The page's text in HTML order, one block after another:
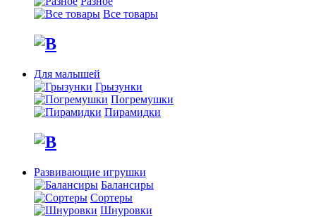
Все товары
Для малышей
Грызунки
Погремушки
Пирамидки
Развивающие игрушки
Балансиры
Сортеры
Шнуровки